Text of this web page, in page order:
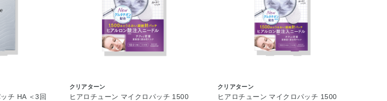
チ HA ＜3回
クリアターン
ヒアロチューン マイクロパッチ 1500
クリアターン
ヒアロチューン マイクロパッチ 1500